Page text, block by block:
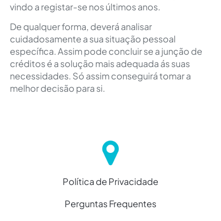
vindo a registar-se nos últimos anos.
De qualquer forma, deverá analisar
cuidadosamente a sua situação pessoal
específica. Assim pode concluir se a junção de
créditos é a solução mais adequada ás suas
necessidades. Só assim conseguirá tomar a
melhor decisão para si.
Política de Privacidade
Perguntas Frequentes